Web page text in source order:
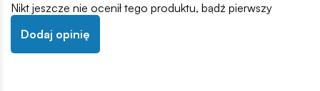
Nikt jeszcze nie ocenił tego produktu, bądź pierwszy
Dodaj opinię